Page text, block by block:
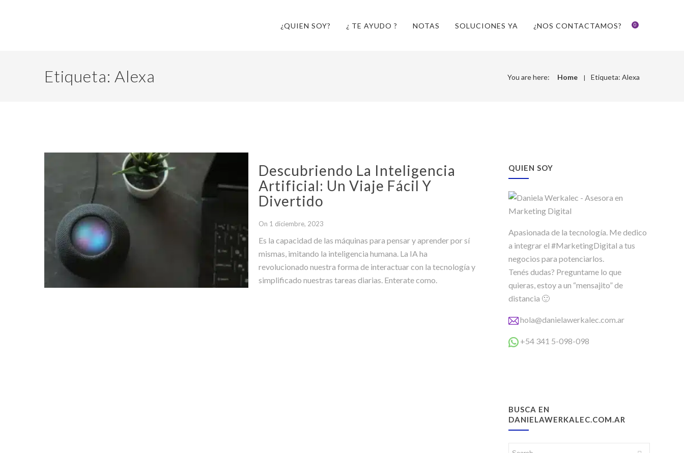
0
¿QUIEN SOY? ¿ TE AYUDO ? NOTAS SOLUCIONES YA ¿NOS CONTACTAMOS?
Etiqueta:Alexa You are here: Home Etiqueta: Alexa
Descubriendo La Inteligencia
Artificial: Un Viaje Fácil Y
Divertido
On 1 diciembre, 2023
Es la capacidad de las máquinas para pensar y aprender por sí
mismas, imitando la inteligencia humana. La IA ha
revolucionado nuestra forma de interactuar con la tecnología y
simplificado nuestras tareas diarias. Enterate como.
QUIEN SOY
Apasionada de la tecnología. Me dedico
a integrar el #MarketingDigital a tus
negocios para potenciarlos.
Tenés dudas? Preguntame lo que
quieras, estoy a un “mensajito” de
distancia 🙂
hola@danielawerkalec.com.ar
+54 341 5-098-098
BUSCA EN
DANIELAWERKALEC.COM.AR